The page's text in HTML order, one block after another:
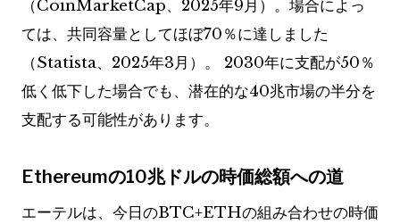
（CoinMarketCap、2025年9月）。場合によっ
ては、共同容量としてほぼ70％に達しました
（Statista、2025年3月）。 2030年に支配が50％
低く低下した場合でも、潜在的な40兆市場の半分を
支配する可能性があります。
Ethereumの10兆ドルの時価総額への道
エーテルは、今日のBTC+ETHの組み合わせの時価